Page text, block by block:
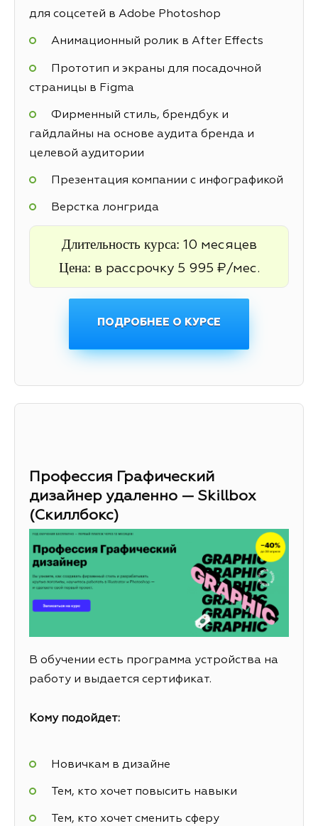
для соцсетей в Adobe Photoshop
Анимационный ролик в After Effects
Прототип и экраны для посадочной
страницы в Figma
Фирменный стиль, брендбук и
гайдлайны на основе аудита бренда и
целевой аудитории
Презентация компании с инфографикой
Верстка лонгрида
Длительность курса: 10 месяцев
Цена: в рассрочку 5 995 ₽/мес.
ПОДРОБНЕЕ О КУРСЕ
Профессия Графический
дизайнер удаленно — Skillbox
(Скиллбокс)
В обучении есть программа устройства на
работу и выдается сертификат.
Кому подойдет:
Новичкам в дизайне
Тем, кто хочет повысить навыки
Тем, кто хочет сменить сферу